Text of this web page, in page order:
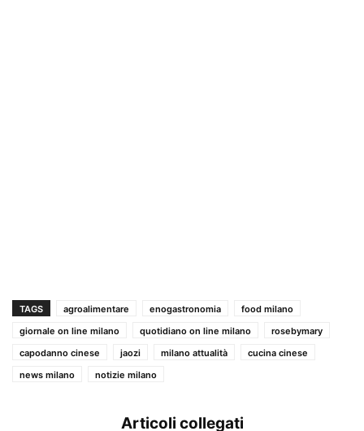
TAGS agroalimentare enogastronomia
food milano
giornale on line milano
quotidiano on line milano
rosebymary
capodanno cinese
jaozi milano attualità
cucina cinese
news milano
notizie milano
Articoli collegati